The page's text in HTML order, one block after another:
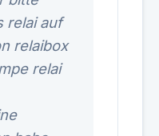
relai auf
relaibox
relai